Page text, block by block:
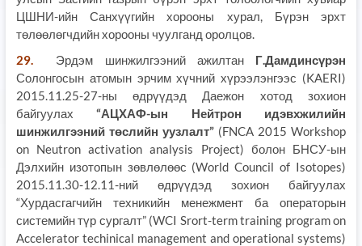
ЦШНИ-ийн Санхүүгийн хорооны хурал, Бүрэн эрхт
төлөөлөгчдийн хорооны чуулганд оролцов.
29.Эрдэм шинжилгээний ажилтан Г.Дамдинсүрэн
Солонгосын атомын эрчим хүчний хүрээлэнгээс (KAERI)
2015.11.25-27-ны өдрүүдэд Даежон хотод зохион
байгуулах“АЦХАФ-ын Нейтрон идэвхжилийн
шинжилгээний төслийн уузлалт”(FNCA 2015 Workshop
on Neutron activation analysis Project) болон БНСУ-ын
Дэлхийн изотопын зөвлөлөөс (World Council of Isotopes)
2015.11.30-12.11-ний өдрүүдэд зохион байгуулах
“Хурдасгагчийн техникийн менежмент ба операторын
системийн түр сургалт” (WCI Srort-term training program on
Accelerator techinical management and operational systems)